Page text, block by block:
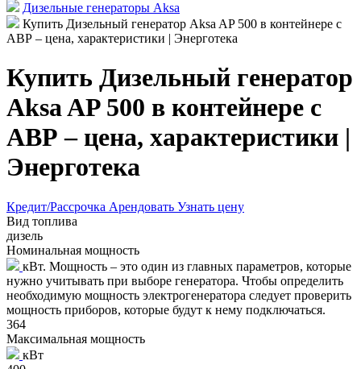
Дизельные генераторы Aksa
Купить Дизельный генератор Aksa AP 500 в контейнере с
АВР – цена, характеристики | Энерготека
Купить Дизельный генератор
Aksa AP 500 в контейнере с
АВР – цена, характеристики |
Энерготека
Кредит/Рассрочка Арендовать Узнать цену
Вид топлива
дизель
Номинальная мощность
кВт. Мощность – это один из главных параметров, которые
нужно учитывать при выборе генератора. Чтобы определить
необходимую мощность электрогенератора следует проверить
мощность приборов, которые будут к нему подключаться.
364
Максимальная мощность
кВт